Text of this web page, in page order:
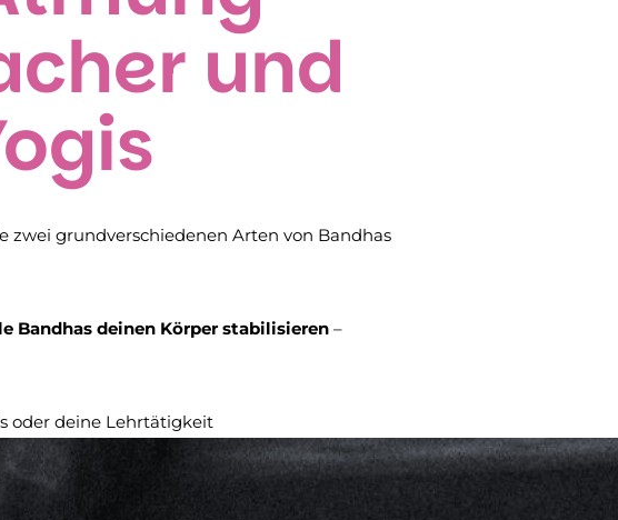
und
zwei grundverschiedenen Arten von Bandhas
Bandhas deinen Körper stabilisieren –
oder deine Lehrtätigkeit